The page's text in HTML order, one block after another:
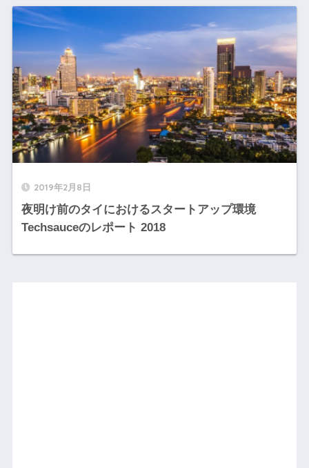
2019年2月8日
夜明け前のタイにおけるスタートアップ環境
Techsauceのレポート 2018